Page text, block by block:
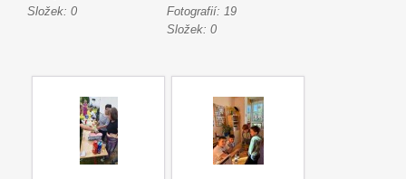
Složek: 0
Fotografií: 19
Složek: 0